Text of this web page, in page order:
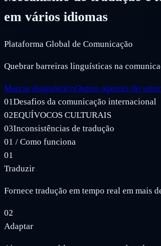
em vários idiomas
Plataforma Global de Comunicação
Quebrar barreiras linguísticas na
Marcar diagnósticoOutros agentes do setor
01Desafios da comunicação internacional
02EQUÍVOCOS CULTURAIS
03Inconsistências de tradução
01 / Como funciona
01
Traduzir
Fornece tradução em tempo real em mais
02
Adaptar